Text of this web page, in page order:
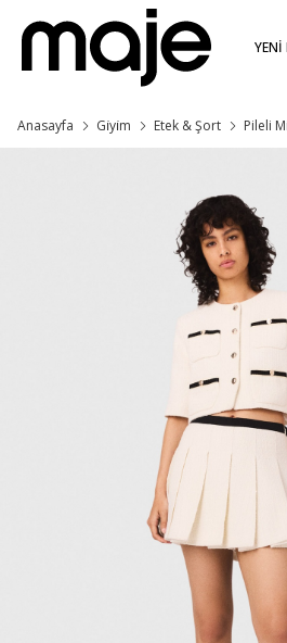
YENİ
Anasayfa Gi̇yi̇m Etek & Şort Pileli